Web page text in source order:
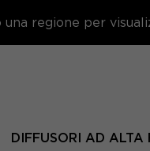
una regione per
DIFFUSORI AD ALTA